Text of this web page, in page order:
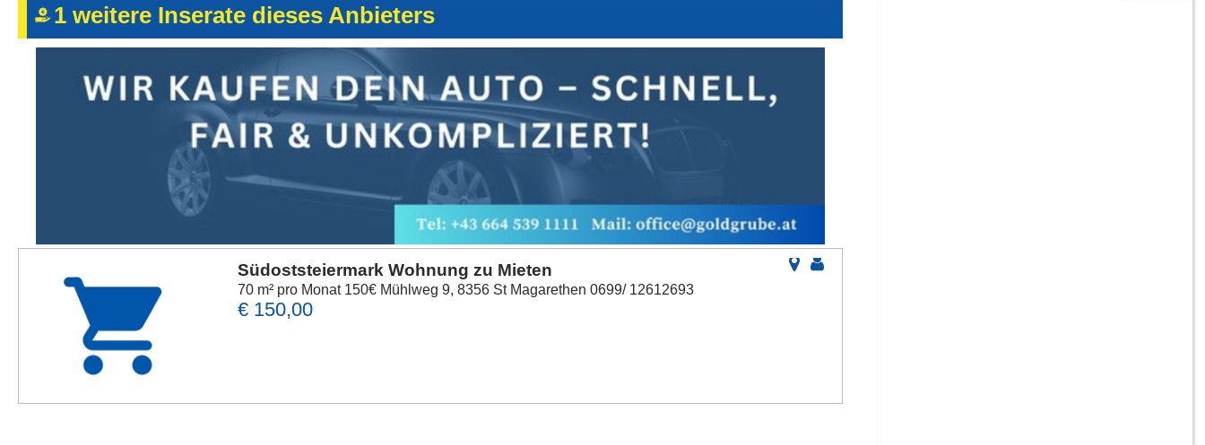
1 weitere Inserate dieses Anbieters
Südoststeiermark Wohnung zu Mieten
70 m² pro Monat 150€ Mühlweg 9, 8356 St Magarethen 0699/ 12612693
€ 150,00